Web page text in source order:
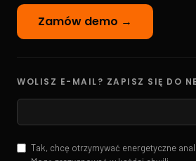
Zamów demo →
WOLISZ E-MAIL? ZAPISZ SIĘ DO
Tak, chcę otrzymywać energetyczne